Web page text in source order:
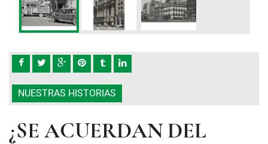
NUESTRAS HISTORIAS
¿SE ACUERDAN DEL